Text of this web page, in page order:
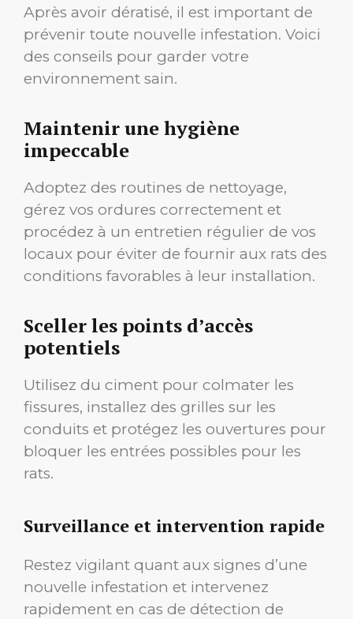
Après avoir dératisé, il est important de
prévenir toute nouvelle infestation. Voici
des conseils pour garder votre
environnement sain.
Maintenir une hygiène
impeccable
Adoptez des routines de nettoyage,
gérez vos ordures correctement et
procédez à un entretien régulier de vos
locaux pour éviter de fournir aux rats des
conditions favorables à leur installation.
Sceller les points d’accès
potentiels
Utilisez du ciment pour colmater les
fissures, installez des grilles sur les
conduits et protégez les ouvertures pour
bloquer les entrées possibles pour les
rats.
Surveillance et intervention rapide
Restez vigilant quant aux signes d’une
nouvelle infestation et intervenez
rapidement en cas de détection de